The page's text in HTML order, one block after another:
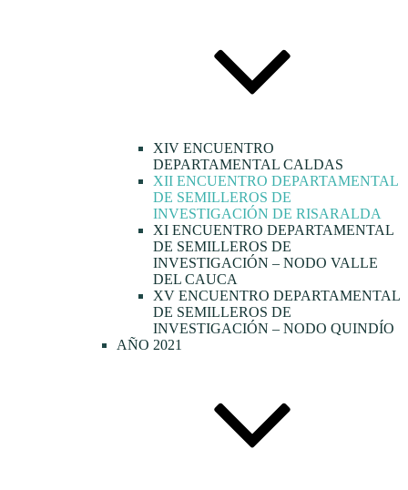
XIV ENCUENTRO
DEPARTAMENTAL CALDAS
XII ENCUENTRO DEPARTAMENTAL
DE SEMILLEROS DE
INVESTIGACIÓN DE RISARALDA
XI ENCUENTRO DEPARTAMENTAL
DE SEMILLEROS DE
INVESTIGACIÓN – NODO VALLE
DEL CAUCA
XV ENCUENTRO DEPARTAMENTAL
DE SEMILLEROS DE
INVESTIGACIÓN – NODO QUINDÍO
AÑO 2021